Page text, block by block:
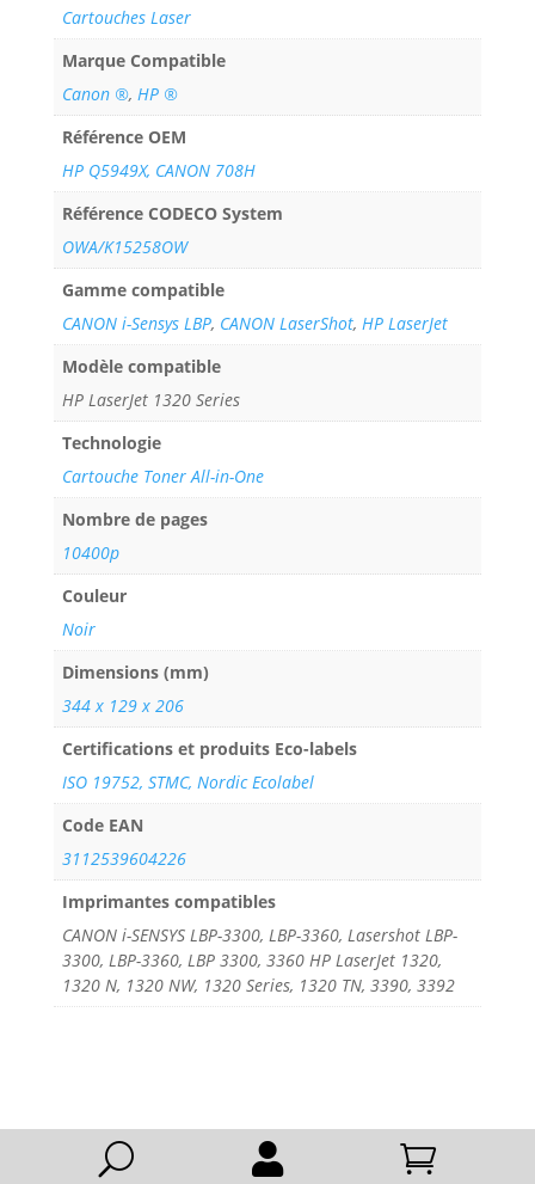
Cartouches Laser
Marque Compatible
Canon ®, HP ®
Référence OEM
HP Q5949X, CANON 708H
Référence CODECO System
OWA/K15258OW
Gamme compatible
CANON i-Sensys LBP, CANON LaserShot, HP LaserJet
Modèle compatible
HP LaserJet 1320 Series
Technologie
Cartouche Toner All-in-One
Nombre de pages
10400p
Couleur
Noir
Dimensions (mm)
344 x 129 x 206
Certifications et produits Eco-labels
ISO 19752, STMC, Nordic Ecolabel
Code EAN
3112539604226
Imprimantes compatibles
CANON i-SENSYS LBP-3300, LBP-3360, Lasershot LBP-
3300, LBP-3360, LBP 3300, 3360 HP LaserJet 1320,
1320 N, 1320 NW, 1320 Series, 1320 TN, 3390, 3392
U  